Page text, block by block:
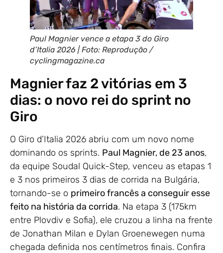
Paul Magnier vence a etapa 3 do Giro
d’Italia 2026 | Foto: Reprodução /
cyclingmagazine.ca
Magnier faz 2 vitórias em 3
dias: o novo rei do sprint no
Giro
O Giro d’Italia 2026 abriu com um novo nome
dominando os sprints. Paul Magnier, de 23 anos,
da equipe Soudal Quick-Step, venceu as etapas 1
e 3 nos primeiros 3 dias de corrida na Bulgária,
tornando-se o primeiro francês a conseguir esse
feito na história da corrida. Na etapa 3 (175km
entre Plovdiv e Sofia), ele cruzou a linha na frente
de Jonathan Milan e Dylan Groenewegen numa
chegada definida nos centímetros finais. Confira